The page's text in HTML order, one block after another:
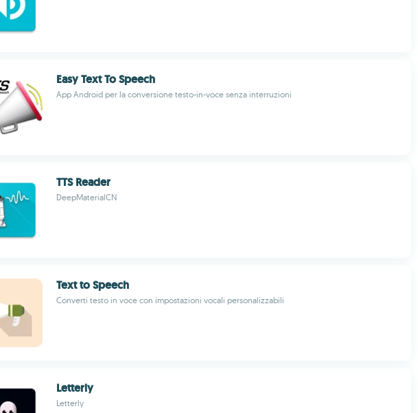
Easy Text To Speech
App Android per la conversione testo-in-voce senza interruzioni
TTS Reader
DeepMaterialCN
Text to Speech
Converti testo in voce con impostazioni vocali personalizzabili
Letterly
Letterly